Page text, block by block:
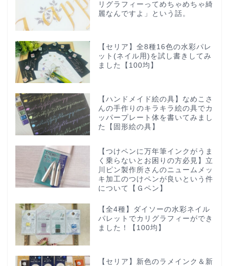
リグラフィーってめちゃめちゃ綺
麗なんですよ」という話。
【セリア】全8種16色の水彩パレ
ット(ネイル用)を試し書きしてみ
ました【100均】
【ハンドメイド絵の具】なめこさ
んの手作りのキラキラ絵の具でカ
ッパープレート体を書いてみまし
た【固形絵の具】
【つけペンに万年筆インクがうま
く乗らないとお困りの方必見】立
川ピン製作所さんのニュームメッ
キ加工のつけペンが良いという件
について【Ｇペン】
【全4種】ダイソーの水彩ネイル
パレットでカリグラフィーができ
ました！【100均】
【セリア】新色のラメインク＆新